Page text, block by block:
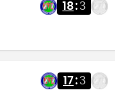
18:3
17:3